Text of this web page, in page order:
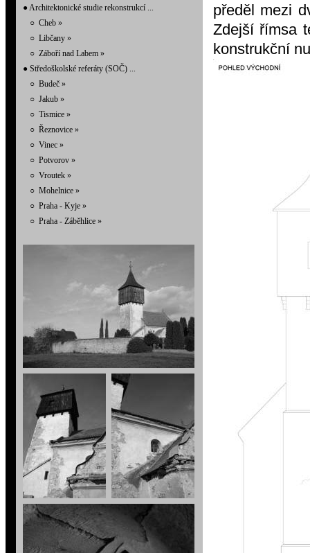
● Architektonické studie rekonstrukcí ...
○ Cheb »
○ Libčany »
○ Záboří nad Labem »
● Středoškolské referáty (SOČ) ...
○ Budeč »
○ Jakub »
○ Tismice »
○ Řeznovice »
○ Vinec »
○ Potvorov »
○ Vroutek »
○ Mohelnice »
○ Praha - Kyje »
○ Praha - Záběhlice »
předěl mezi
Zdejší římsa
konstrukční